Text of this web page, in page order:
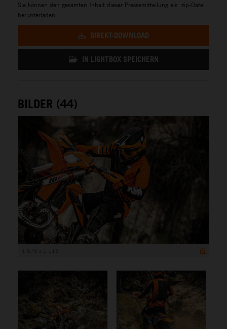
Sie können den gesamten Inhalt dieser Pressemitteilung als .zip-Datei
herunterladen:
DIREKT-DOWNLOAD
IN LIGHTBOX SPEICHERN
BILDER (44)